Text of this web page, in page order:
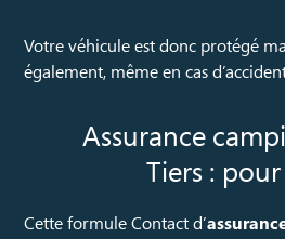
Votre véhicule est donc protégé
également, même en cas
Assurance
Tiers :
Cette formule Contact d’